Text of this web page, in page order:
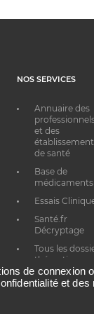
NOS SERVICES
Annuaire des
et des
de santé
Base de
médicaments
Essais
Santé.fr
Décryptage
Tous les
thématiques
de connexion
et des